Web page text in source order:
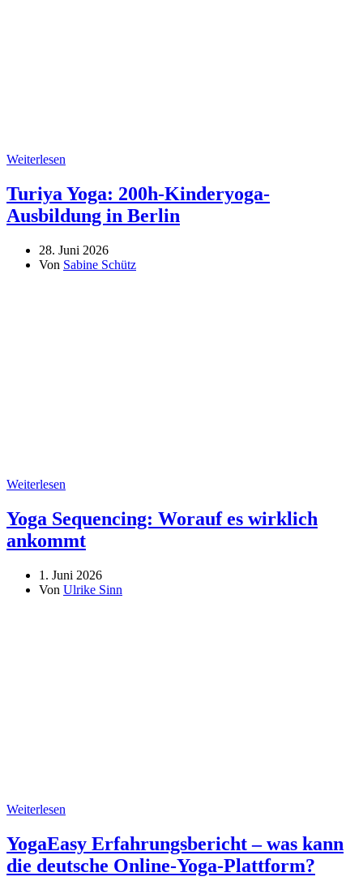
Weiterlesen
Turiya Yoga: 200h-Kinderyoga-
Ausbildung in Berlin
28. Juni 2026
Von Sabine Schütz
Weiterlesen
Yoga Sequencing: Worauf es wirklich
ankommt
1. Juni 2026
Von Ulrike Sinn
Weiterlesen
YogaEasy Erfahrungsbericht – was kann
die deutsche Online-Yoga-Plattform?